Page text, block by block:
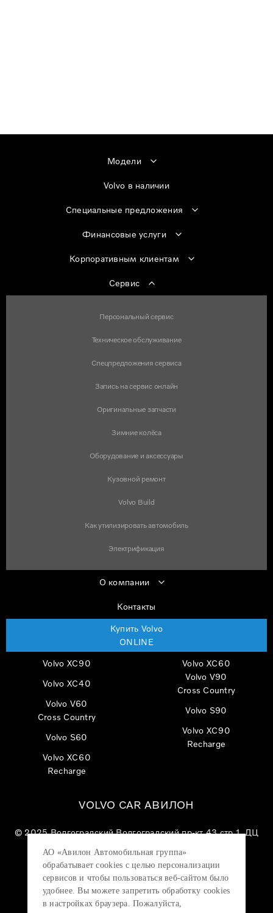
АО «Авилон Автомобильная группа»
обрабатывает cookies с целью персонализации
сервисов и чтобы пользоваться веб-сайтом было
удобнее. Вы можете запретить обработку сookies
в настройках браузера. Пожалуйста,
Модели
Volvo в наличии
Специальные предложения
Финансовые услуги
Корпоративным клиентам
Сервис
Персональный сервис
Техническое обслуживание
Спецпредложения сервиса
Запись на сервис онлайн
Оригинальные запчасти
Зимние колёса
Оборудование и аксессуары
Кузовной ремонт
Volvo Build
Как утилизировать автомобиль
Электрификация
О компании
Контакты
Купить Volvo
ONLINE
Volvo XC90
Volvo XC60
Volvo XC40
Volvo V90
Cross Country
Volvo V60
Cross Country
Volvo S90
Volvo S60
Volvo XC90
Recharge
Volvo XC60
Recharge
VOLVO CAR АВИЛОН
© 2025Волгоградский Волгоградский пр-кт 43 стр 1, ДЦ
АО «Авилон АГ», ОГРН 1027700000151, ИНН
7705133757.